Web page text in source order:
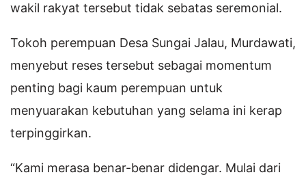
wakil rakyat tersebut tidak sebatas seremonial.
Tokoh perempuan Desa Sungai Jalau, Murdawati,
menyebut reses tersebut sebagai momentum
penting bagi kaum perempuan untuk
menyuarakan kebutuhan yang selama ini kerap
terpinggirkan.
“Kami merasa benar-benar didengar. Mulai dari